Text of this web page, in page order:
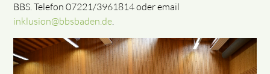
BBS. Telefon 07221/3961814 oder email
inklusion@bbsbaden.de.